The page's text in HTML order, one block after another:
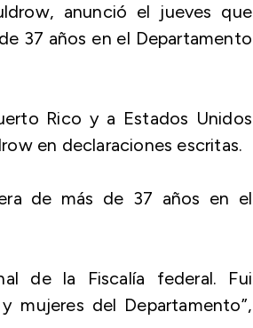
anunció el jueves que
37 años en el Departamento
Rico y a Estados Unidos
en declaraciones escritas.
de más de 37 años en el
de la Fiscalía federal. Fui
mujeres del Departamento”,